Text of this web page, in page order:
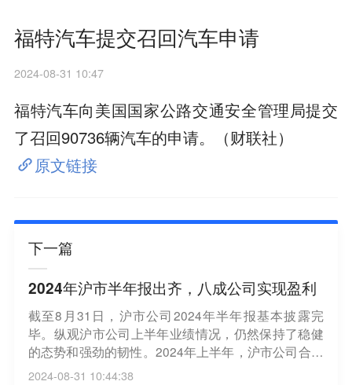
福特汽车提交召回汽车申请
2024-08-31 10:47
福特汽车向美国国家公路交通安全管理局提交
了召回90736辆汽车的申请。（财联社）
原文链接
下一篇
2024年沪市半年报出齐，八成公司实现盈利
截至8月31日，沪市公司2024年半年报基本披露完
毕。纵观沪市公司上半年业绩情况，仍然保持了稳健
的态势和强劲的韧性。2024年上半年，沪市公司合计
实现营业收入24.94万亿元，同比基本持平；实现净利
2024-08-31 10:44:38